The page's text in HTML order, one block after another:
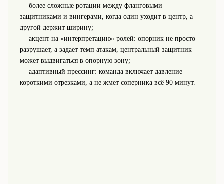
— более сложные ротации между фланговыми
защитниками и вингерами, когда один уходит в центр, а
другой держит ширину;
— акцент на «интерпретацию» ролей: опорник не просто
разрушает, а задает темп атакам, центральный защитник
может выдвигаться в опорную зону;
— адаптивный прессинг: команда включает давление
короткими отрезками, а не жмет соперника всё 90 минут.